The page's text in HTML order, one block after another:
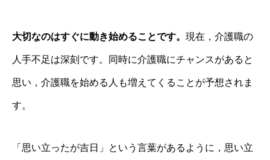
大切なのはすぐに動き始めることです。 現在，介護職の
人手不足は深刻です。同時に介護職にチャンスがあると
思い，介護職を始める人も増えてくることが予想されま
す。
「思い立ったが吉日」という言葉があるように，思い立